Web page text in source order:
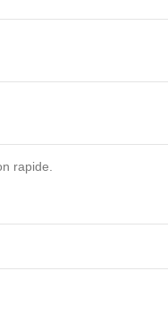
rapide.